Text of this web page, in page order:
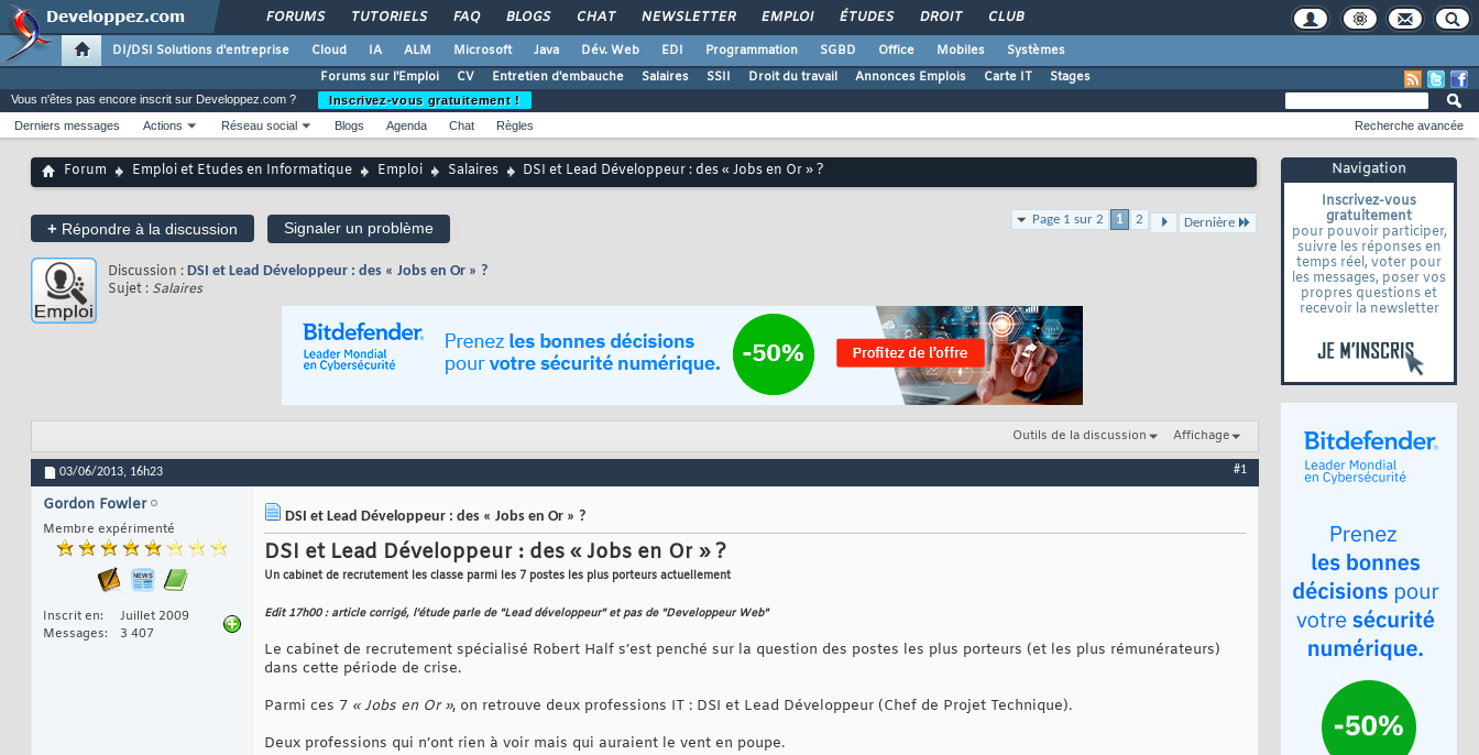
FORUMS TUTORIELS FAQ BLOGS CHAT NEWSLETTER EMPLOI ÉTUDES DROIT CLUB
DI/DSI Solutions d'entreprise Cloud IA ALM Microsoft Java Dév. Web EDI Programmation SGBD Office Mobiles
Systèmes
Forums sur l'Emploi
CV Entretien d'embauche Salaires SSII Droit du travail Annonces Emplois Carte IT Stages
Navigation
Inscrivez-vous
gratuitement
pour pouvoir participer,
suivre les réponses en
temps réel, voter pour
les messages, poser vos
propres questions et
recevoir la newsletter
Vous n'êtes pas encore inscrit sur Developpez.com ?
Inscrivez-vous gratuitement !
Derniers messages
Actions Réseau social Blogs Agenda Chat Règles Recherche avancée
Forum Emploi et Etudes en Informatique Emploi Salaires DSI et Lead Développeur : des « Jobs en Or » ?
+ Répondre à la discussion Signaler un problème Page 1 sur 2 1 2 Dernière
Discussion : DSI et Lead Développeur : des « Jobs en Or » ?
Sujet : Salaires
Outils de la discussion Affichage
03/06/2013, 16h23 #1
Gordon Fowler
Membre expérimenté
Inscrit en
Juillet 2009
Messages
3 407
DSI et Lead Développeur : des « Jobs en Or » ?
DSI et Lead Développeur : des « Jobs en Or » ?
Un cabinet de recrutement les classe parmi les 7 postes les plus porteurs actuellement
Edit 17h00 : article corrigé, l'étude parle de "Lead développeur" et pas de "Developpeur Web"
Le cabinet de recrutement spécialisé Robert Half s’est penché sur la question des postes les plus porteurs (et les plus rémunérateurs)
dans cette période de crise.
Parmi ces 7 « Jobs en Or », on retrouve deux professions IT : DSI et Lead Développeur (Chef de Projet Technique).
Deux professions qui n’ont rien à voir mais qui auraient le vent en poupe.